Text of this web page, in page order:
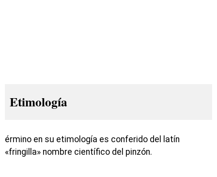
Etimología
érmino en su etimología es conferido del latín
«fringilla» nombre científico del pinzón.